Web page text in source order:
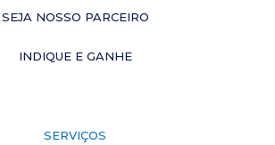
SEJA NOSSO PARCEIRO
INDIQUE E GANHE
SERVIÇOS